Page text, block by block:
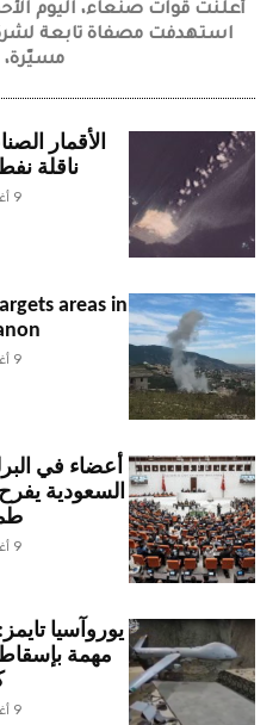
أعلنت قوات صنعاء، اليوم
استهدفت مصفاة تابعة
مسيّرة،
الأقمار
ناقلة
9 أغسطس، 2026
areas in
9 أغسطس، 2026
أعضاء في
السعودية
9 أغسطس، 2026
يوروآسيا
مهمة
9 أغسطس، 2026